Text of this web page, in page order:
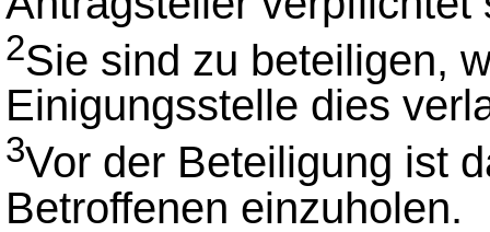
2Sie sind zu beteiligen,
Einigungsstelle dies
3Vor der Beteiligung ist
Betroffenen einzuholen.